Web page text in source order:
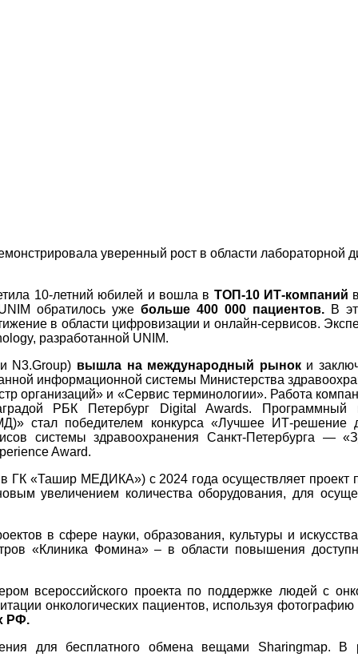
уверенный рост в области лабораторной
10-летний юбилей и вошла в ТОП-10 ИТ-компаний
обратилось уже больше 400 000 пациентов. В
в области цифровизации и онлайн-сервисов.
разработанной UNIM.
N3.Group) вышла на международный рыноки
информационной системы Министерства
организаций» и «Сервис терминологии». Работа
РБК Петербург Digital Awards. Программный
стал победителем конкурса «Лучшее ИТ-решение
системы здравоохранения Санкт-Петербурга —
Award.
МЕДИКА») с 2024 года осуществляет проект по
увеличением количества оборудования, для
в сфере науки, образования, культуры и
«Клиника Фомина» – в области повышения
всероссийского проекта по поддержке людей с
онкологических пациентов, используя
РФ.
для бесплатного обмена вещами Sharingmap. В